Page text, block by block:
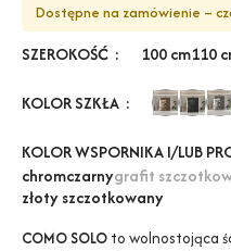
Dostępne na zamówienie –
SZEROKOŚĆ 100 cm110
KOLOR SZKŁA
KOLOR WSPORNIKA I/LUB
chromczarnygrafit
złoty szczotkowany
COMO SOLO to wolnostojąca